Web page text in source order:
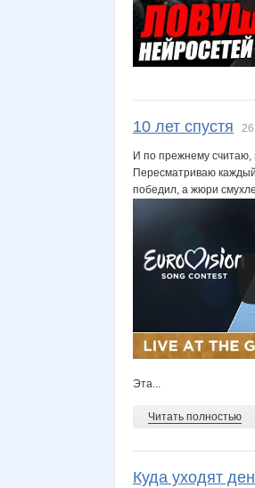
10 лет спустя
И по прежнему считаю,
Пересматриваю каждый
победил, а жюри
Эта...
Читать полностью
Куда уходят